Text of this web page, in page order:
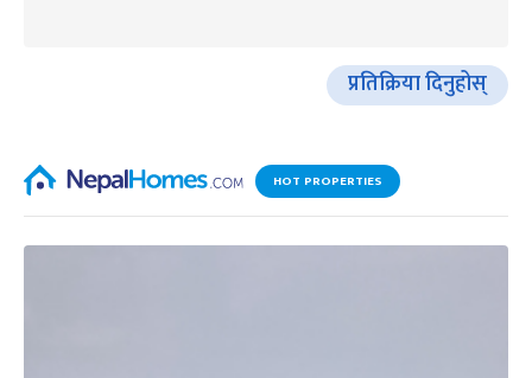
प्रतिक्रिया दिनुहोस्
HOT PROPERTIES